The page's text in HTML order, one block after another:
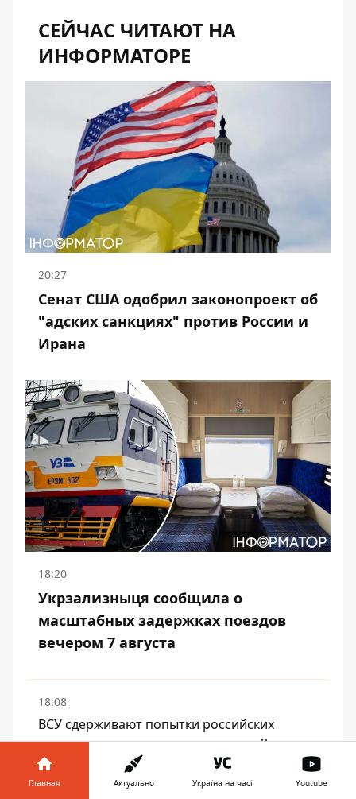
СЕЙЧАС ЧИТАЮТ НА
ИНФОРМАТОРЕ
20:27
Сенат США одобрил законопроект об
"адских санкциях" против России и
Ирана
18:20
Укрзализныця сообщила о
масштабных задержках поездов
вечером 7 августа
18:08
ВСУ сдерживают попытки российских
диверсионных групп прорваться в Лиман -
Трегубов
Главная Актуально Україна на часі Youtube